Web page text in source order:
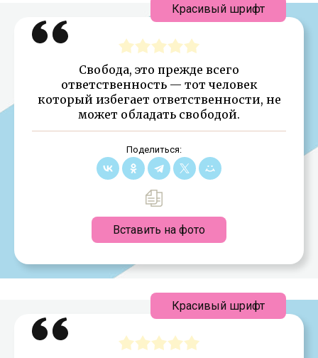
Свобода, это прежде всего
ответственность — тот человек
который избегает ответственности, не
может обладать свободой.
Поделиться:
Вставить на фото
Красивый шрифт
Красивый шрифт